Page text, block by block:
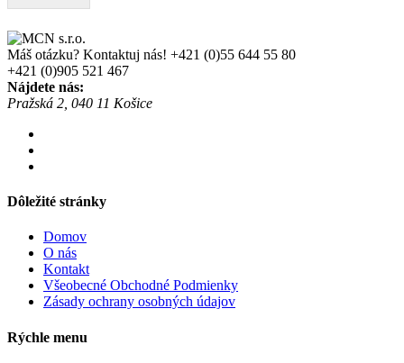
Máš otázku? Kontaktuj nás! +421 (0)55 644 55 80
+421 (0)905 521 467
Nájdete nás:
Pražská 2, 040 11 Košice
Dôležité stránky
Domov
O nás
Kontakt
Všeobecné Obchodné Podmienky
Zásady ochrany osobných údajov
Rýchle menu